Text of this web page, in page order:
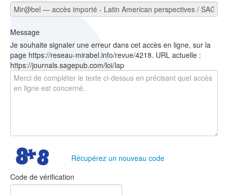
Message
Je souhaite signaler une erreur dans cet accès en ligne, sur la
page https://reseau-mirabel.info/revue/4218. URL actuelle :
https://journals.sagepub.com/loi/lap
Récupérez un nouveau code
Code de vérification